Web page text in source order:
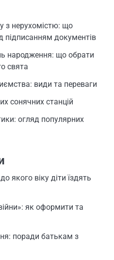
з нерухомістю: що
підписанням документів
народження: що обрати
свята
види та переваги
сонячних станцій
огляд популярних
якого віку діти їздять
як оформити та
поради батькам з